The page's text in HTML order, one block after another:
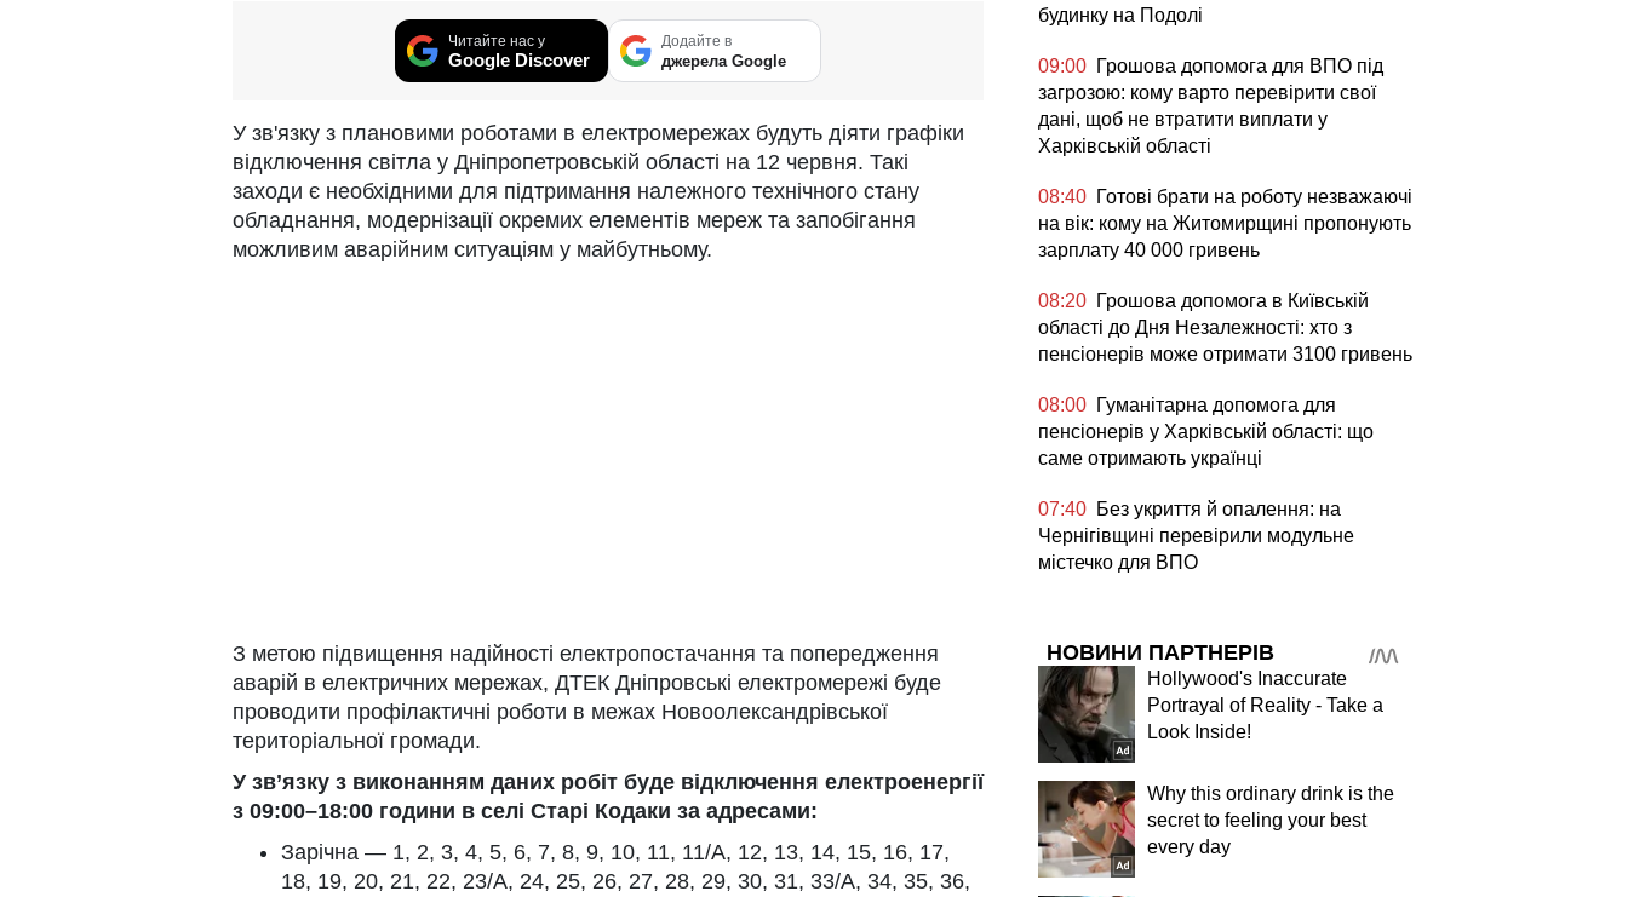
Читайте нас у
Google Discover
Додайте в
джерела Google
У зв'язку з плановими роботами в електромережах будуть діяти графіки
відключення світла у Дніпропетровській області на 12 червня. Такі
заходи є необхідними для підтримання належного технічного стану
обладнання, модернізації окремих елементів мереж та запобігання
можливим аварійним ситуаціям у майбутньому.
З метою підвищення надійності електропостачання та попередження
аварій в електричних мережах, ДТЕК Дніпровські електромережі буде
проводити профілактичні роботи в межах Новоолександрівської
територіальної громади.
У зв’язку з виконанням даних робіт буде відключення електроенергії
з 09:00–18:00 години в селі Старі Кодаки за адресами:
Зарічна — 1, 2, 3, 4, 5, 6, 7, 8, 9, 10, 11, 11/А, 12, 13, 14, 15, 16, 17,
18, 19, 20, 21, 22, 23/А, 24, 25, 26, 27, 28, 29, 30, 31, 33/А, 34, 35, 36,
будинку на Подолі
09:00 Грошова допомога для ВПО під
загрозою: кому варто перевірити свої
дані, щоб не втратити виплати у
Харківській області
08:40 Готові брати на роботу незважаючі
на вік: кому на Житомирщині пропонують
зарплату 40 000 гривень
08:20 Грошова допомога в Київській
області до Дня Незалежності: хто з
пенсіонерів може отримати 3100 гривень
08:00 Гуманітарна допомога для
пенсіонерів у Харківській області: що
саме отримають українці
07:40 Без укриття й опалення: на
Чернігівщині перевірили модульне
містечко для ВПО
НОВИНИ ПАРТНЕРІВ
Hollywood's Inaccurate
Portrayal of Reality - Take a
Look Inside!
Why this ordinary drink is the
secret to feeling your best
every day